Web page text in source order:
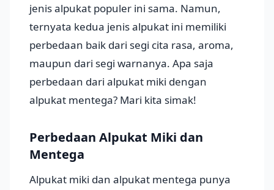
jenis alpukat populer ini sama. Namun,
ternyata kedua jenis alpukat ini memiliki
perbedaan baik dari segi cita rasa, aroma,
maupun dari segi warnanya. Apa saja
perbedaan dari alpukat miki dengan
alpukat mentega? Mari kita simak!
Perbedaan Alpukat Miki dan
Mentega
Alpukat miki dan alpukat mentega punya